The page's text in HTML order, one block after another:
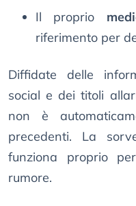
Il proprio
riferimento per
Diffidate delle
social e dei titoli
non è
precedenti. La
funziona proprio
rumore.